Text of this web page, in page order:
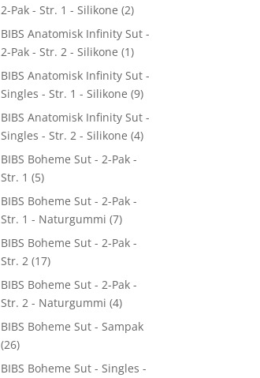
2-Pak - Str. 1 - Silikone (2)
BIBS Anatomisk Infinity Sut -
2-Pak - Str. 2 - Silikone (1)
BIBS Anatomisk Infinity Sut -
Singles - Str. 1 - Silikone (9)
BIBS Anatomisk Infinity Sut -
Singles - Str. 2 - Silikone (4)
BIBS Boheme Sut - 2-Pak -
Str. 1 (5)
BIBS Boheme Sut - 2-Pak -
Str. 1 - Naturgummi (7)
BIBS Boheme Sut - 2-Pak -
Str. 2 (17)
BIBS Boheme Sut - 2-Pak -
Str. 2 - Naturgummi (4)
BIBS Boheme Sut - Sampak
(26)
BIBS Boheme Sut - Singles -